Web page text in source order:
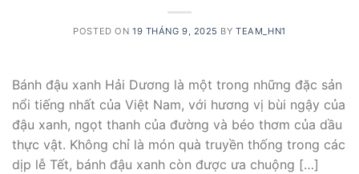
POSTED ON 19 THÁNG 9, 2025 BYTEAM_HN1
Bánh đậu xanh Hải Dương là một trong những đặc sản
nổi tiếng nhất của Việt Nam, với hương vị bùi ngậy của
đậu xanh, ngọt thanh của đường và béo thơm của dầu
thực vật. Không chỉ là món quà truyền thống trong các
dịp lễ Tết, bánh đậu xanh còn được ưa chuộng […]